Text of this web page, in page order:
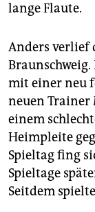
lange Flaute.
Anders verlief
mit einer neu
neuen Trainer
einem
Heimpleite
Spieltag fing
Spieltage
Seitdem